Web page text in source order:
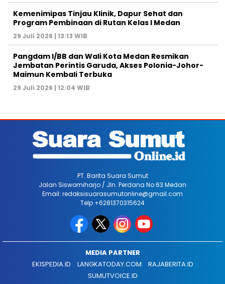
Kemenimipas Tinjau Klinik, Dapur Sehat dan
Program Pembinaan di Rutan Kelas I Medan
29 Juli 2026 | 13:13 WIB
Pangdam I/BB dan Wali Kota Medan Resmikan
Jembatan Perintis Garuda, Akses Polonia-Johor-
Maimun Kembali Terbuka
29 Juli 2026 | 12:04 WIB
PT. Barita Suara Sumut
Jalan Siswomiharjo / Jln. Perdana No.63 Medan
Email: redaksisuarasumutonline@gmail.com
Telp +6281370315624
MEDIA PARTNER
EKISPEDIA.ID
LANGKATODAY.COM
RAJABERITA.ID
SUMUTVOICE.ID